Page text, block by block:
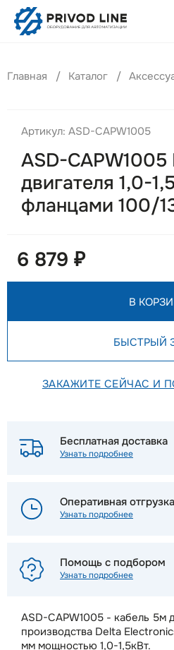
Главная Каталог
Артикул: ASD-CAPW1005
ASD-CAPW1005
двигателя 1,0-
фланцами 100/
ASD-CAPW1005 - кабель 5м
производства Delta
мм мощностью 1,0-1,5кВт.
6 879 ₽
В
БЫСТРЫЙ
ЗАКАЖИТЕ СЕЙЧАС И
Бесплатная доставка
Узнать подробнее
Оперативная отгрузка
Узнать подробнее
Помощь с подбором
Узнать подробнее